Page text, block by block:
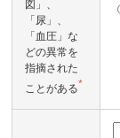
図」、
「尿」、
「血圧」な
どの異常を
指摘された
ことがある*